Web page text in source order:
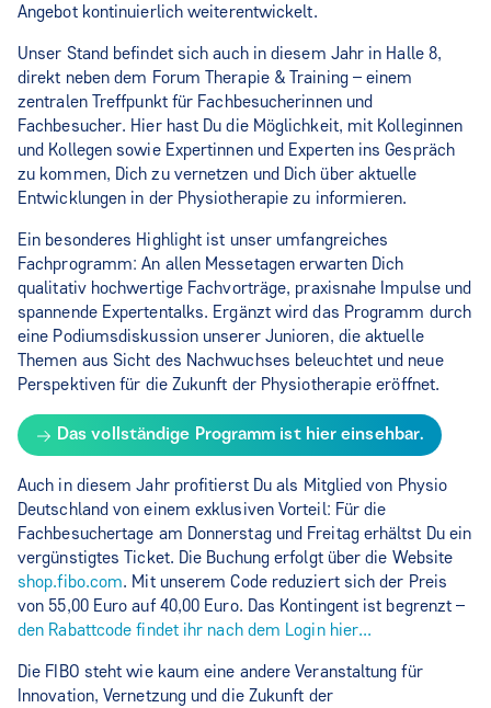
Angebot kontinuierlich weiterentwickelt.
Unser Stand befindet sich auch in diesem Jahr in Halle 8,
direkt neben dem Forum Therapie & Training – einem
zentralen Treffpunkt für Fachbesucherinnen und
Fachbesucher. Hier hast Du die Möglichkeit, mit Kolleginnen
und Kollegen sowie Expertinnen und Experten ins Gespräch
zu kommen, Dich zu vernetzen und Dich über aktuelle
Entwicklungen in der Physiotherapie zu informieren.
Ein besonderes Highlight ist unser umfangreiches
Fachprogramm: An allen Messetagen erwarten Dich
qualitativ hochwertige Fachvorträge, praxisnahe Impulse und
spannende Expertentalks. Ergänzt wird das Programm durch
eine Podiumsdiskussion unserer Junioren, die aktuelle
Themen aus Sicht des Nachwuchses beleuchtet und neue
Perspektiven für die Zukunft der Physiotherapie eröffnet.
Das vollständige Programm ist hier einsehbar.
Auch in diesem Jahr profitierst Du als Mitglied von Physio
Deutschland von einem exklusiven Vorteil: Für die
Fachbesuchertage am Donnerstag und Freitag erhältst Du ein
vergünstigtes Ticket. Die Buchung erfolgt über die Website
shop.fibo.com. Mit unserem Code reduziert sich der Preis
von 55,00 Euro auf 40,00 Euro. Das Kontingent ist begrenzt –
den Rabattcode findet ihr nach dem Login hier...
Die FIBO steht wie kaum eine andere Veranstaltung für
Innovation, Vernetzung und die Zukunft der